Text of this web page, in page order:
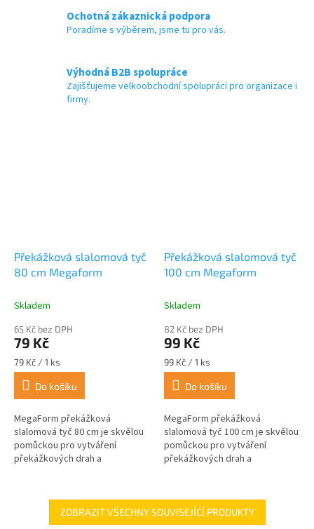
Ochotná zákaznická podpora
Poradíme s výběrem, jsme tu pro vás.
Výhodná B2B spolupráce
Zajišťujeme velkoobchodní spolupráci pro organizace i
firmy.
Překážková slalomová tyč
80 cm Megaform
Skladem
65 Kč bez DPH
79 Kč
Měrná
cena:
79 Kč / 1 ks
Do košíku
MegaForm překážková
slalomová tyč 80 cm je skvělou
pomůckou pro vytváření
překážkových drah a
umisťuje do...
Překážková slalomová tyč
100 cm Megaform
Skladem
82 Kč bez DPH
99 Kč
Měrná
cena:
99 Kč / 1 ks
Do košíku
MegaForm překážková
slalomová tyč 100 cm je skvělou
pomůckou pro vytváření
překážkových drah a
umisťuje do...
ZOBRAZIT VŠECHNY SOUVISEJÍCÍ PRODUKTY